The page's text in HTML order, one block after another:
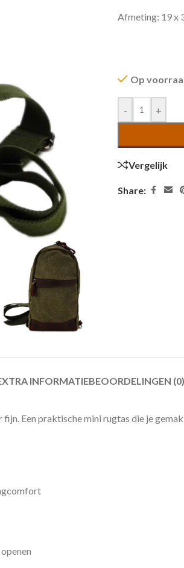
Afmeting: 19 x
Op
- +
Vergelijk
Share:
INFORMATIEBEOORDELINGEN (0)
Een praktische mini rugtas die je